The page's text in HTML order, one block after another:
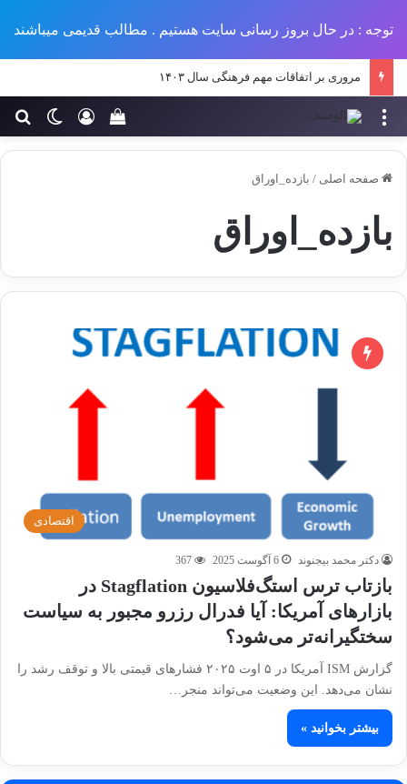
توجه : در حال بروز رسانی سایت هستیم . مطالب قدیمی میباشند
مروری بر اتفاقات مهم فرهنگی سال ۱۴۰۳
تغییر ورود
سبد خرید خود را منو
صفحه اصلی / بازده_اوراق‌
بازده_اوراق‌
اقتصادی
دکتر محمد بیجنوند 6 آگوست 2025 367
بازتاب ترس استگ‌فلاسیون Stagflation در
بازارهای آمریکا: آیا فدرال رزرو مجبور به سیاست
سختگیرانه‌تر می‌شود؟
گزارش ISM آمریکا در ۵ اوت ۲۰۲۵ فشارهای قیمتی بالا و توقف رشد را
نشان می‌دهد. این وضعیت می‌تواند منجر…
بیشتر بخوانید »